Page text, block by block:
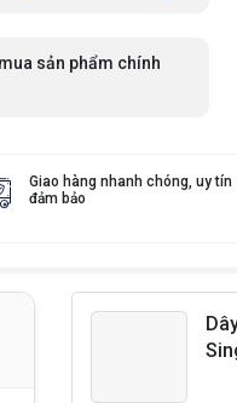
sản phẩm chính
Giao hàng nhanh chóng, uy tín
đảm bảo